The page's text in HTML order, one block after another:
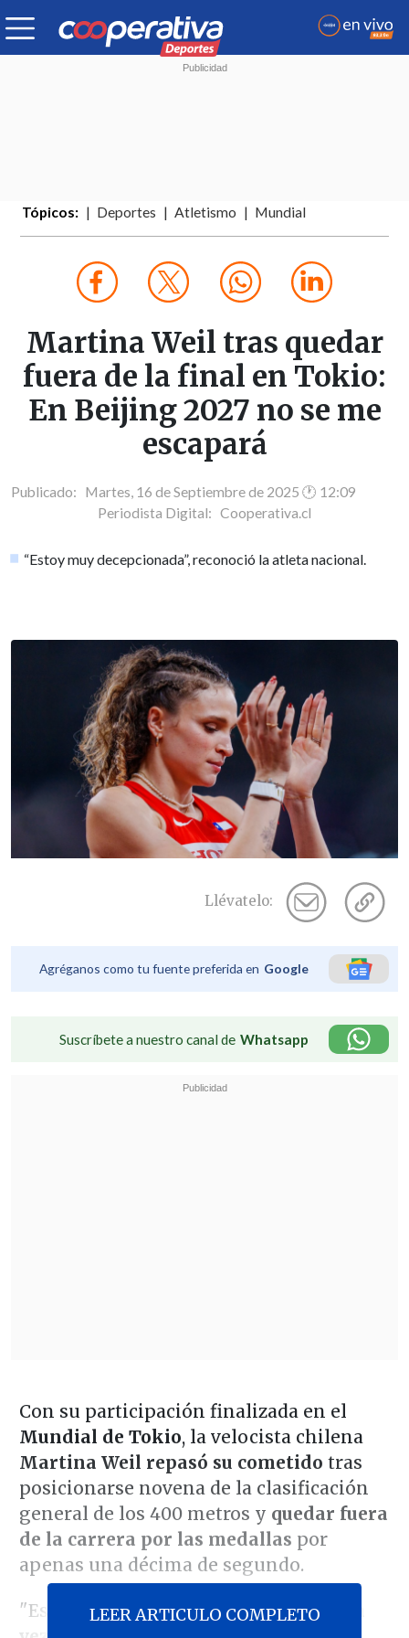
Tópicos: Deportes Atletismo Mundial
Martina Weil tras quedar
fuera de la final en Tokio:
En Beijing 2027 no se me
escapará
Publicado: Martes, 16 de Septiembre de 2025 🕐 12:09
Periodista Digital: Cooperativa.cl
“Estoy muy decepcionada”, reconoció la atleta nacional.
Llévatelo:
Agréganos como tu fuente preferida en Google
Suscríbete a nuestro canal de Whatsapp
Con su participación finalizada en el
Mundial de Tokio, la velocista chilena
Martina Weil repasó su cometido tras
posicionarse novena de la clasificación
general de los 400 metros y quedar fuera
de la carrera por las medallas por
apenas una décima de segundo.
"Estoy triste, pero al finales la tercera
LEER ARTICULO COMPLETO